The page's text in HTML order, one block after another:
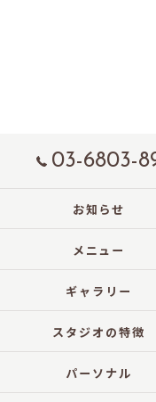
03-6803-
お知らせ
メニュー
ギャラリー
スタジオの特徴
パーソナル